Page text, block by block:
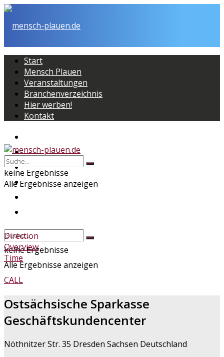
Start
Mensch Plauen
Veranstaltungen
Branchenverzeichnis
Hier werben!
Kontakt
Mensch Plauen
Veranstaltungen
Branchenverzeichnis
keine Ergebnisse
Alle Ergebnisse anzeigen
keine Ergebnisse
Alle Ergebnisse anzeigen
Direction
Overview
Time
CALL
Ostsächsische Sparkasse
Geschäftskundencenter
Nöthnitzer Str. 35 Dresden Sachsen Deutschland